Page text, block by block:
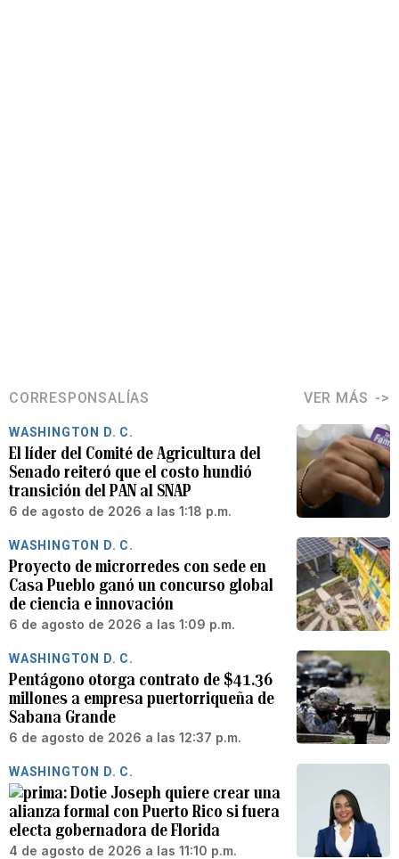
CORRESPONSALÍAS VER MÁS
WASHINGTON D. C.
El líder del Comité de Agricultura del
Senado reiteró que el costo hundió
transición del PAN al SNAP
6 de agosto de 2026 a las 1:18 p.m.
WASHINGTON D. C.
Proyecto de microrredes con sede en
Casa Pueblo ganó un concurso global
de ciencia e innovación
6 de agosto de 2026 a las 1:09 p.m.
WASHINGTON D. C.
Pentágono otorga contrato de $41.36
millones a empresa puertorriqueña de
Sabana Grande
6 de agosto de 2026 a las 12:37 p.m.
WASHINGTON D. C.
Dotie Joseph quiere crear una
alianza formal con Puerto Rico si fuera
electa gobernadora de Florida
4 de agosto de 2026 a las 11:10 p.m.